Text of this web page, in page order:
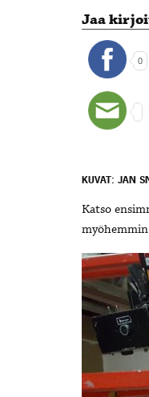
Jaa
0
KUVAT: JAN
Katso
myöhemmin